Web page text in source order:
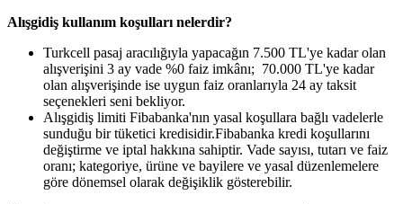
Alışgidiş kullanım koşulları nelerdir?
Turkcell pasaj aracılığıyla yapacağın 7.500 TL'ye kadar olan
alışverişini 3 ay vade %0 faiz imkânı; 70.000 TL'ye kadar
olan alışverişinde ise uygun faiz oranlarıyla 24 ay taksit
seçenekleri seni bekliyor.
Alışgidiş limiti Fibabanka'nın yasal koşullara bağlı vadelerle
sunduğu bir tüketici kredisidir.Fibabanka kredi koşullarını
değiştirme ve iptal hakkına sahiptir. Vade sayısı, tutarı ve faiz
oranı; kategoriye, ürüne ve bayilere ve yasal düzenlemelere
göre dönemsel olarak değişiklik gösterebilir.